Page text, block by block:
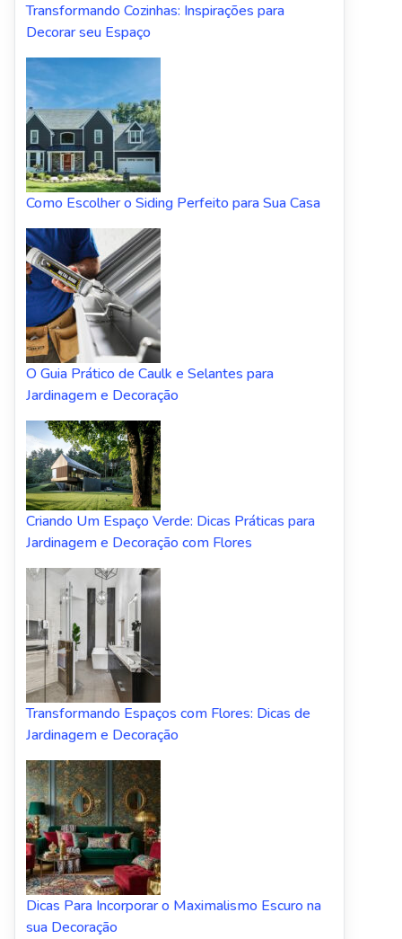
Transformando Cozinhas: Inspirações para
Decorar seu Espaço
Como Escolher o Siding Perfeito para Sua Casa
O Guia Prático de Caulk e Selantes para
Jardinagem e Decoração
Criando Um Espaço Verde: Dicas Práticas para
Jardinagem e Decoração com Flores
Transformando Espaços com Flores: Dicas de
Jardinagem e Decoração
Dicas Para Incorporar o Maximalismo Escuro na
sua Decoração